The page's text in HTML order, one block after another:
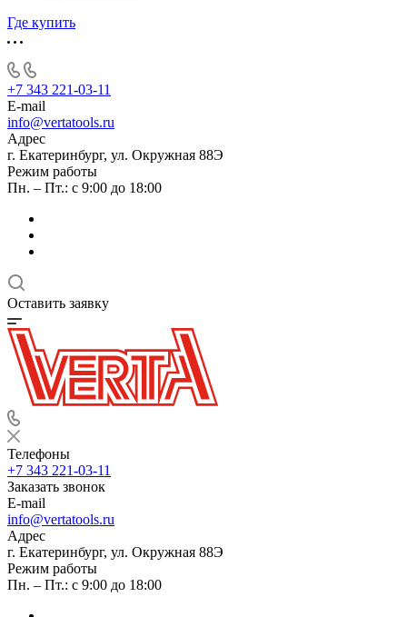
Где купить
+7 343 221-03-11
E-mail
info@vertatools.ru
Адрес
г. Екатеринбург, ул. Окружная 88Э
Режим работы
Пн. – Пт.: с 9:00 до 18:00
Оставить заявку
Телефоны
+7 343 221-03-11
Заказать звонок
E-mail
info@vertatools.ru
Адрес
г. Екатеринбург, ул. Окружная 88Э
Режим работы
Пн. – Пт.: с 9:00 до 18:00